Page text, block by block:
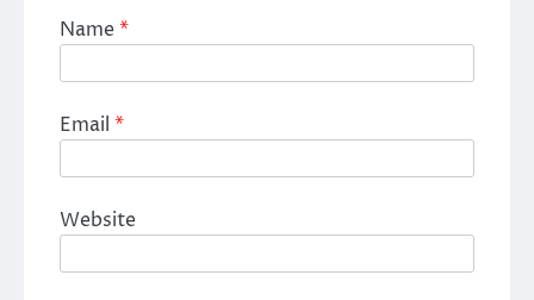
Name*
Email *
Website